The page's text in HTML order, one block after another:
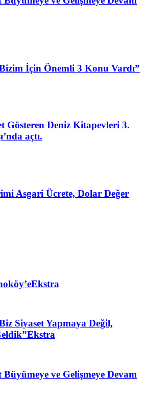
İçin Önemli 3 Konu Vardı”
Gösteren Deniz Kitapevleri 3.
açtı.
Asgari Ücrete, Dolar Değer
Ekstra
Siyaset Yapmaya Değil,
Ekstra
ve Gelişmeye Devam